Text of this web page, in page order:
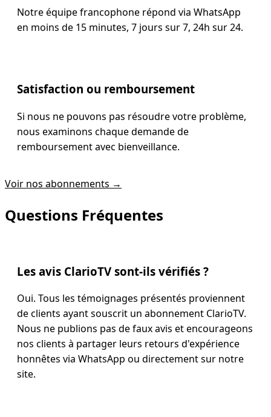
Notre équipe francophone répond via WhatsApp
en moins de 15 minutes, 7 jours sur 7, 24h sur 24.
Satisfaction ou remboursement
Si nous ne pouvons pas résoudre votre problème,
nous examinons chaque demande de
remboursement avec bienveillance.
Voir nos abonnements →
Questions Fréquentes
Les avis ClarioTV sont-ils vérifiés ?
Oui. Tous les témoignages présentés proviennent
de clients ayant souscrit un abonnement ClarioTV.
Nous ne publions pas de faux avis et encourageons
nos clients à partager leurs retours d'expérience
honnêtes via WhatsApp ou directement sur notre
site.